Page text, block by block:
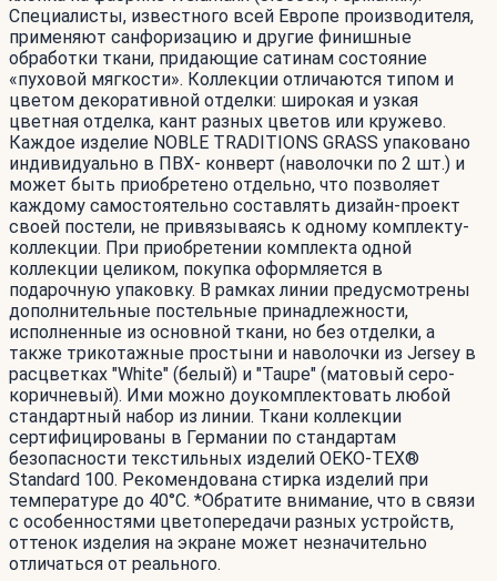
Специалисты, известного всей Европе производителя,
применяют санфоризацию и другие финишные
обработки ткани, придающие сатинам состояние
«пуховой мягкости». Коллекции отличаются типом и
цветом декоративной отделки: широкая и узкая
цветная отделка, кант разных цветов или кружево.
Каждое изделие NOBLE TRADITIONS GRASS упаковано
индивидуально в ПВХ- конверт (наволочки по 2 шт.) и
может быть приобретено отдельно, что позволяет
каждому самостоятельно составлять дизайн-проект
своей постели, не привязываясь к одному комплекту-
коллекции. При приобретении комплекта одной
коллекции целиком, покупка оформляется в
подарочную упаковку. В рамках линии предусмотрены
дополнительные постельные принадлежности,
исполненные из основной ткани, но без отделки, а
также трикотажные простыни и наволочки из Jersey в
расцветках "White" (белый) и "Taupe" (матовый серо-
коричневый). Ими можно доукомплектовать любой
стандартный набор из линии. Ткани коллекции
сертифицированы в Германии по стандартам
безопасности текстильных изделий OEKO-TEX®
Standard 100. Рекомендована стирка изделий при
температуре до 40°С. *Обратите внимание, что в связи
с особенностями цветопередачи разных устройств,
оттенок изделия на экране может незначительно
отличаться от реального.